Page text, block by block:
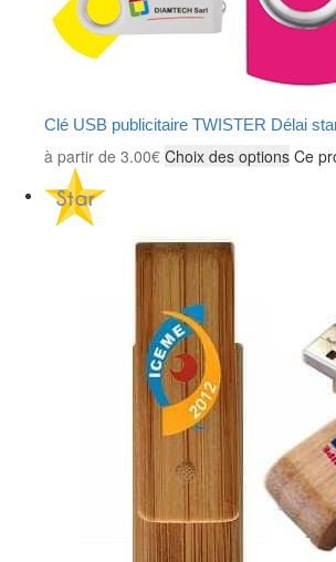
Clé USB publicitaire TWISTER Délai
à partir de 3.00€ Choix des options Ce